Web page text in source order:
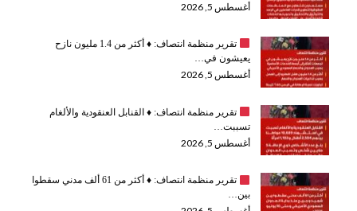
أغسطس 5, 2026
تقرير منظمة انتصاف: ♦️
أكثر من 1.4 مليون نازح
يعيشون في…
أغسطس 5, 2026
تقرير منظمة انتصاف: ♦️القنابل العنقودية والألغام
تسببت…
أغسطس 5, 2026
تقرير منظمة انتصاف: ♦️
أكثر من 61 ألف مدني سقطوا
بين…